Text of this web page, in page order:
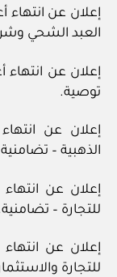
إعلان عن
العبد الشحي
إعلان عن انتهاء
توصية.
إعلان عن
الذهبية –
إعلان عن
للتجارة –
إعلان عن
للتجارة